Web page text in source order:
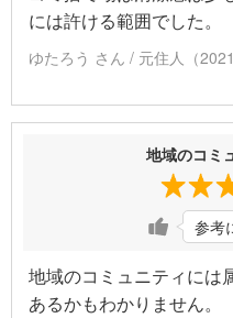
には許ける範囲でした。
ゆたろう さん / 元住人（
地域のコミ
参考
地域のコミュニティには
あるかもわかりません。